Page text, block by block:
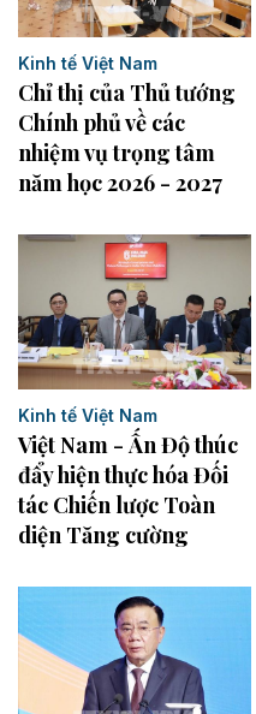
Kinh tế Việt Nam
Chỉ thị của Thủ tướng
Chính phủ về các
nhiệm vụ trọng tâm
năm học 2026 - 2027
Kinh tế Việt Nam
Việt Nam - Ấn Độ thúc
đẩy hiện thực hóa Đối
tác Chiến lược Toàn
diện Tăng cường